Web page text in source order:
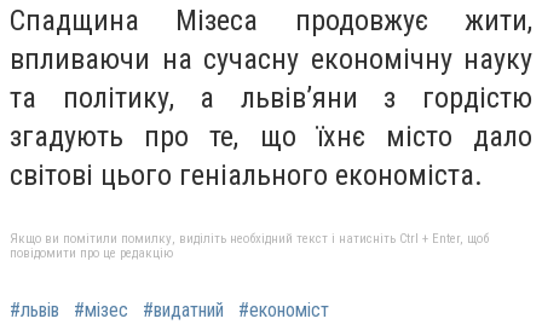
Спадщина Мізеса продовжує жити,
впливаючи на сучасну економічну науку
та політику, а львів’яни з гордістю
згадують про те, що їхнє місто дало
світові цього геніального економіста.
Якщо ви помітили помилку, виділіть необхідний текст і натисніть Ctrl + Enter, щоб
повідомити про це редакцію
#львів #мізес #видатний #економіст